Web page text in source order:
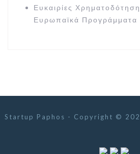
Ευκαιρίες
Ευρωπαϊκά Προγράμματα
Startup Paphos - Copyright ©